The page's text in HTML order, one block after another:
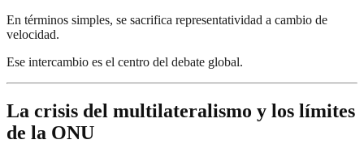
En términos simples, se sacrifica representatividad a cambio de
velocidad.
Ese intercambio es el centro del debate global.
La crisis del multilateralismo y los límites
de la ONU